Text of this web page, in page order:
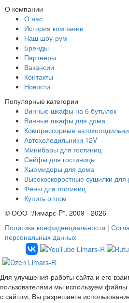
О компании
О нас
История компании
Наш шоу-рум
Бренды
Партнеры
Вакансии
Контакты
Новости
Популярные категории
Винные шкафы на 6 бутылок
Винные шкафы для дома
Компрессорные
Автохолодильники 12V
Минибары для гостиниц
Сейфы для гостиницы
Хьюмидоры для дома
Высокоскоростные сушилки для
Фены для гостиниц
Купить оптом
© ООО “Лимарс-P”, 2009 - 2026
Политика конфиденциальности |
персональных данных
Для улучшения работы сайта и его
пользователями мы используем
с сайтом, Вы разрешаете